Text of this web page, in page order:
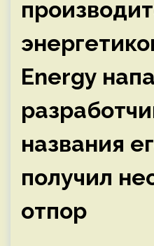
Energy
названия
получил
отпор